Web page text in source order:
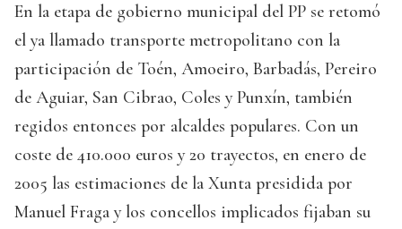
En la etapa de gobierno municipal del PP se retomó
el ya llamado transporte metropolitano con la
participación de Toén, Amoeiro, Barbadás, Pereiro
de Aguiar, San Cibrao, Coles y Punxín, también
regidos entonces por alcaldes populares. Con un
coste de 410.000 euros y 20 trayectos, en enero de
2005 las estimaciones de la Xunta presidida por
Manuel Fraga y los concellos implicados fijaban su